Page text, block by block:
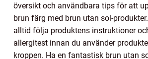
översikt och användbara tips för att
brun färg med brun utan sol-
alltid följa produktens instruktioner
allergitest innan du använder
kroppen. Ha en fantastisk brun utan